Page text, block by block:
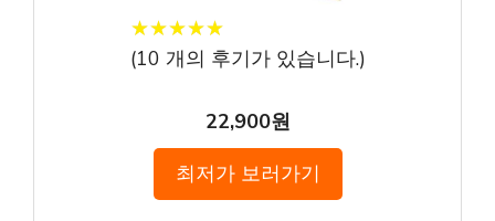
★★★★★
★★★★★
(10 개의 후기가 있습니다.)
22,900원
최저가 보러가기